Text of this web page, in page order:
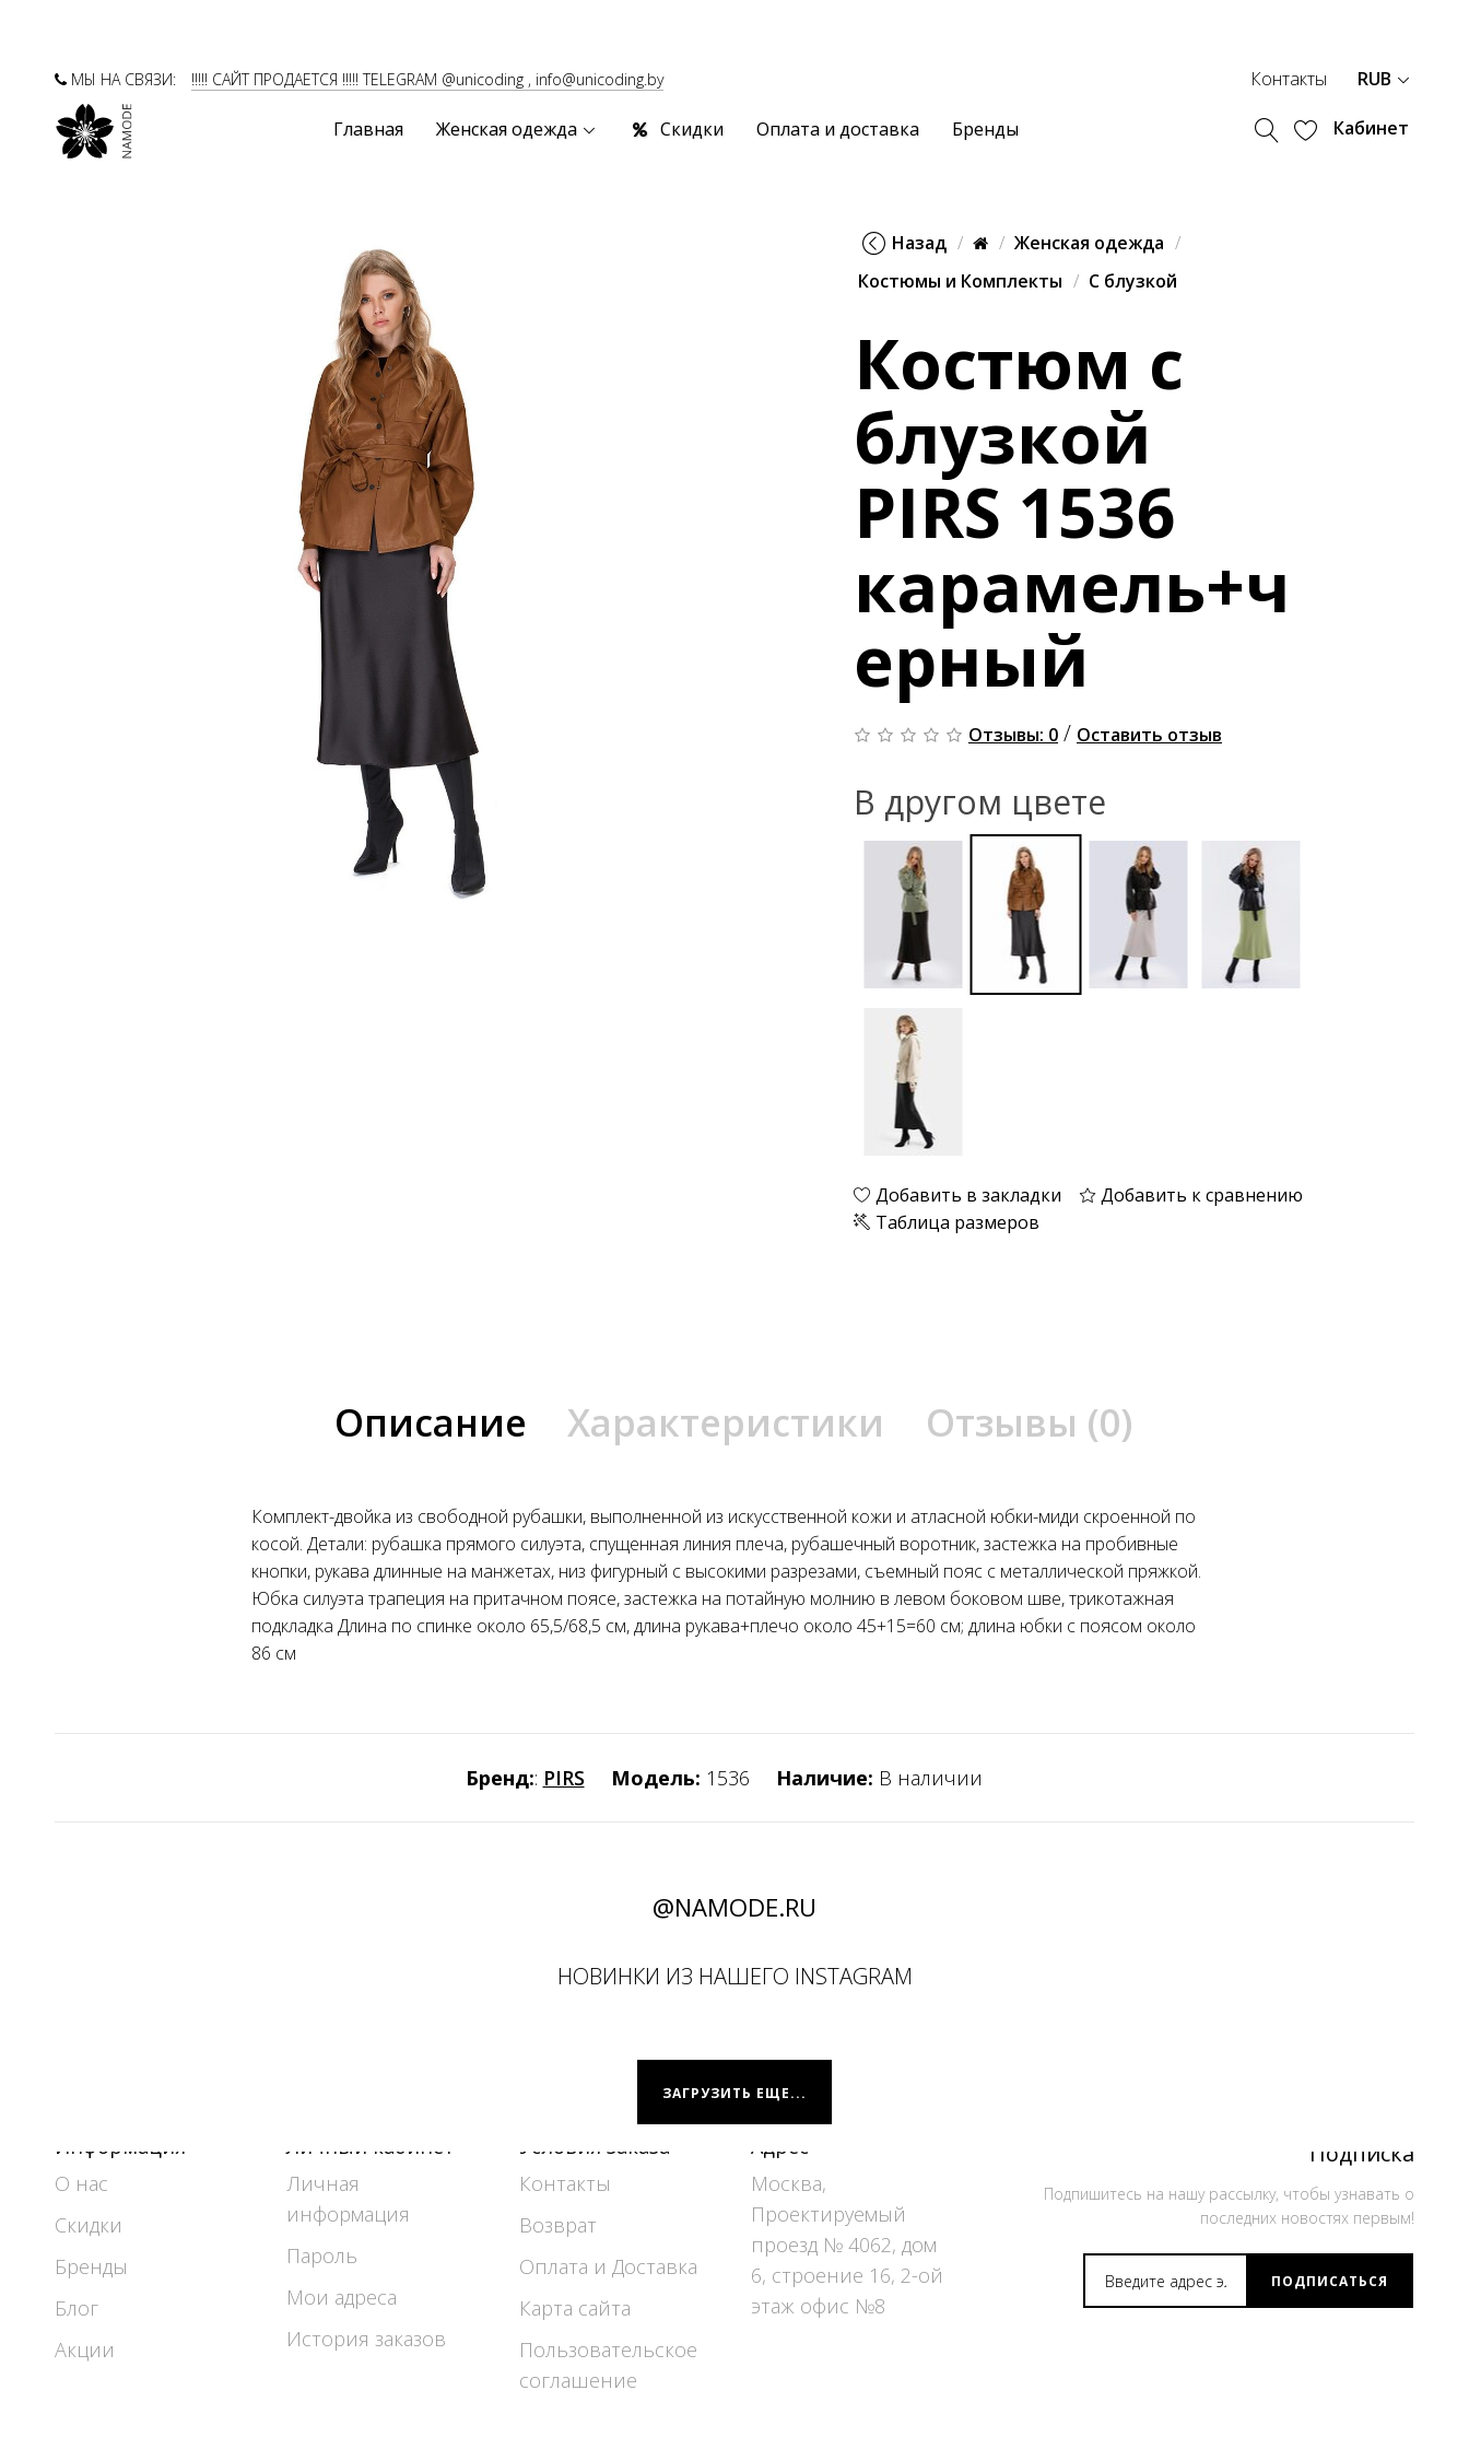
МЫ НА СВЯЗИ: !!!!! САЙТ ПРОДАЕТСЯ !!!!! TELEGRAM @unicoding , info@unicoding.by Контакты RUB
Главная Женская одежда Скидки Оплата и доставка Бренды Кабинет
Назад
Женская одежда
Костюмы и Комплекты
С блузкой
Костюм с
блузкой
PIRS 1536
карамель+ч
ерный
Отзывы: 0 / Оставить отзыв
В другом цвете
Добавить в закладки
Добавить к сравнению
Таблица размеров
Описание Характеристики Отзывы (0)
Комплект-двойка из свободной рубашки, выполненной из искусственной кожи и атласной юбки-миди скроенной по
косой. Детали: рубашка прямого силуэта, спущенная линия плеча, рубашечный воротник, застежка на пробивные
кнопки, рукава длинные на манжетах, низ фигурный с высокими разрезами, съемный пояс с металлической пряжкой.
Юбка силуэта трапеция на притачном поясе, застежка на потайную молнию в левом боковом шве, трикотажная
подкладка Длина по спинке около 65,5/68,5 см, длина рукава+плечо около 45+15=60 см; длина юбки с поясом около
86 см
Бренд:: PIRS Модель: 1536 Наличие: В наличии
@NAMODE.RU
НОВИНКИ ИЗ НАШЕГО INSTAGRAM
ЗАГРУЗИТЬ ЕЩЕ...
Информация
О нас
Скидки
Бренды
Блог
Акции
Личный кабинет
Личная
информация
Пароль
Мои адреса
История заказов
Условия заказа
Контакты
Возврат
Оплата и Доставка
Карта сайта
Пользовательское
соглашение
Адрес
Москва,
Проектируемый
проезд № 4062, дом
6, строение 16, 2-ой
этаж офис №8
Подписка
Подпишитесь на нашу рассылку, чтобы узнавать о
последних новостях первым!
ПОДПИСАТЬСЯ